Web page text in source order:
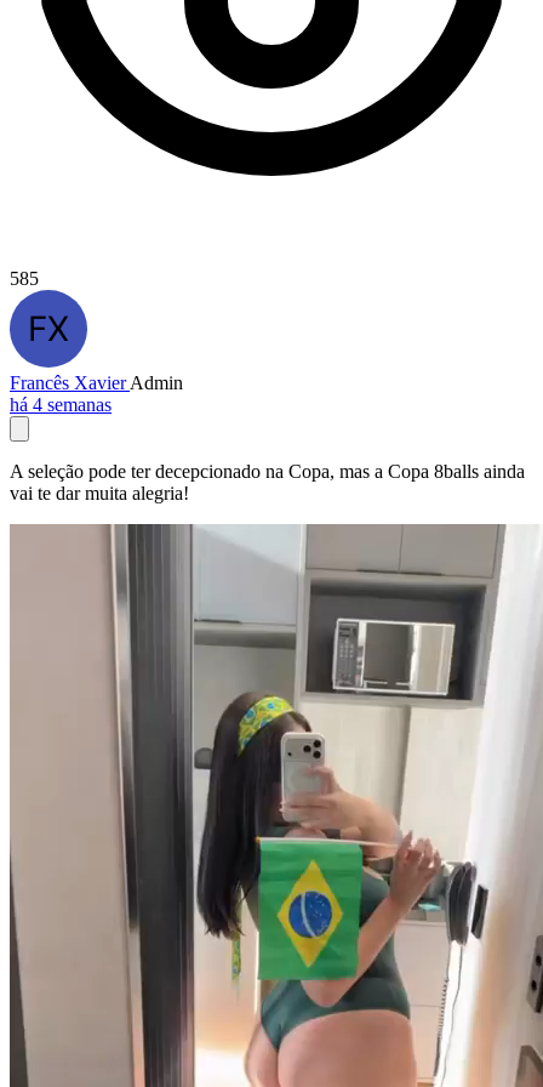
585
Francês XavierAdmin
há 4 semanas
A seleção pode ter decepcionado na Copa, mas a Copa 8balls ainda
vai te dar muita alegria!